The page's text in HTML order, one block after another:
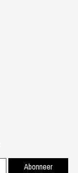
Abonneer